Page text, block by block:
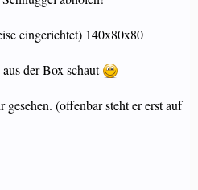
eingerichtet) 140x80x80
der Box schaut
(offenbar steht er erst auf